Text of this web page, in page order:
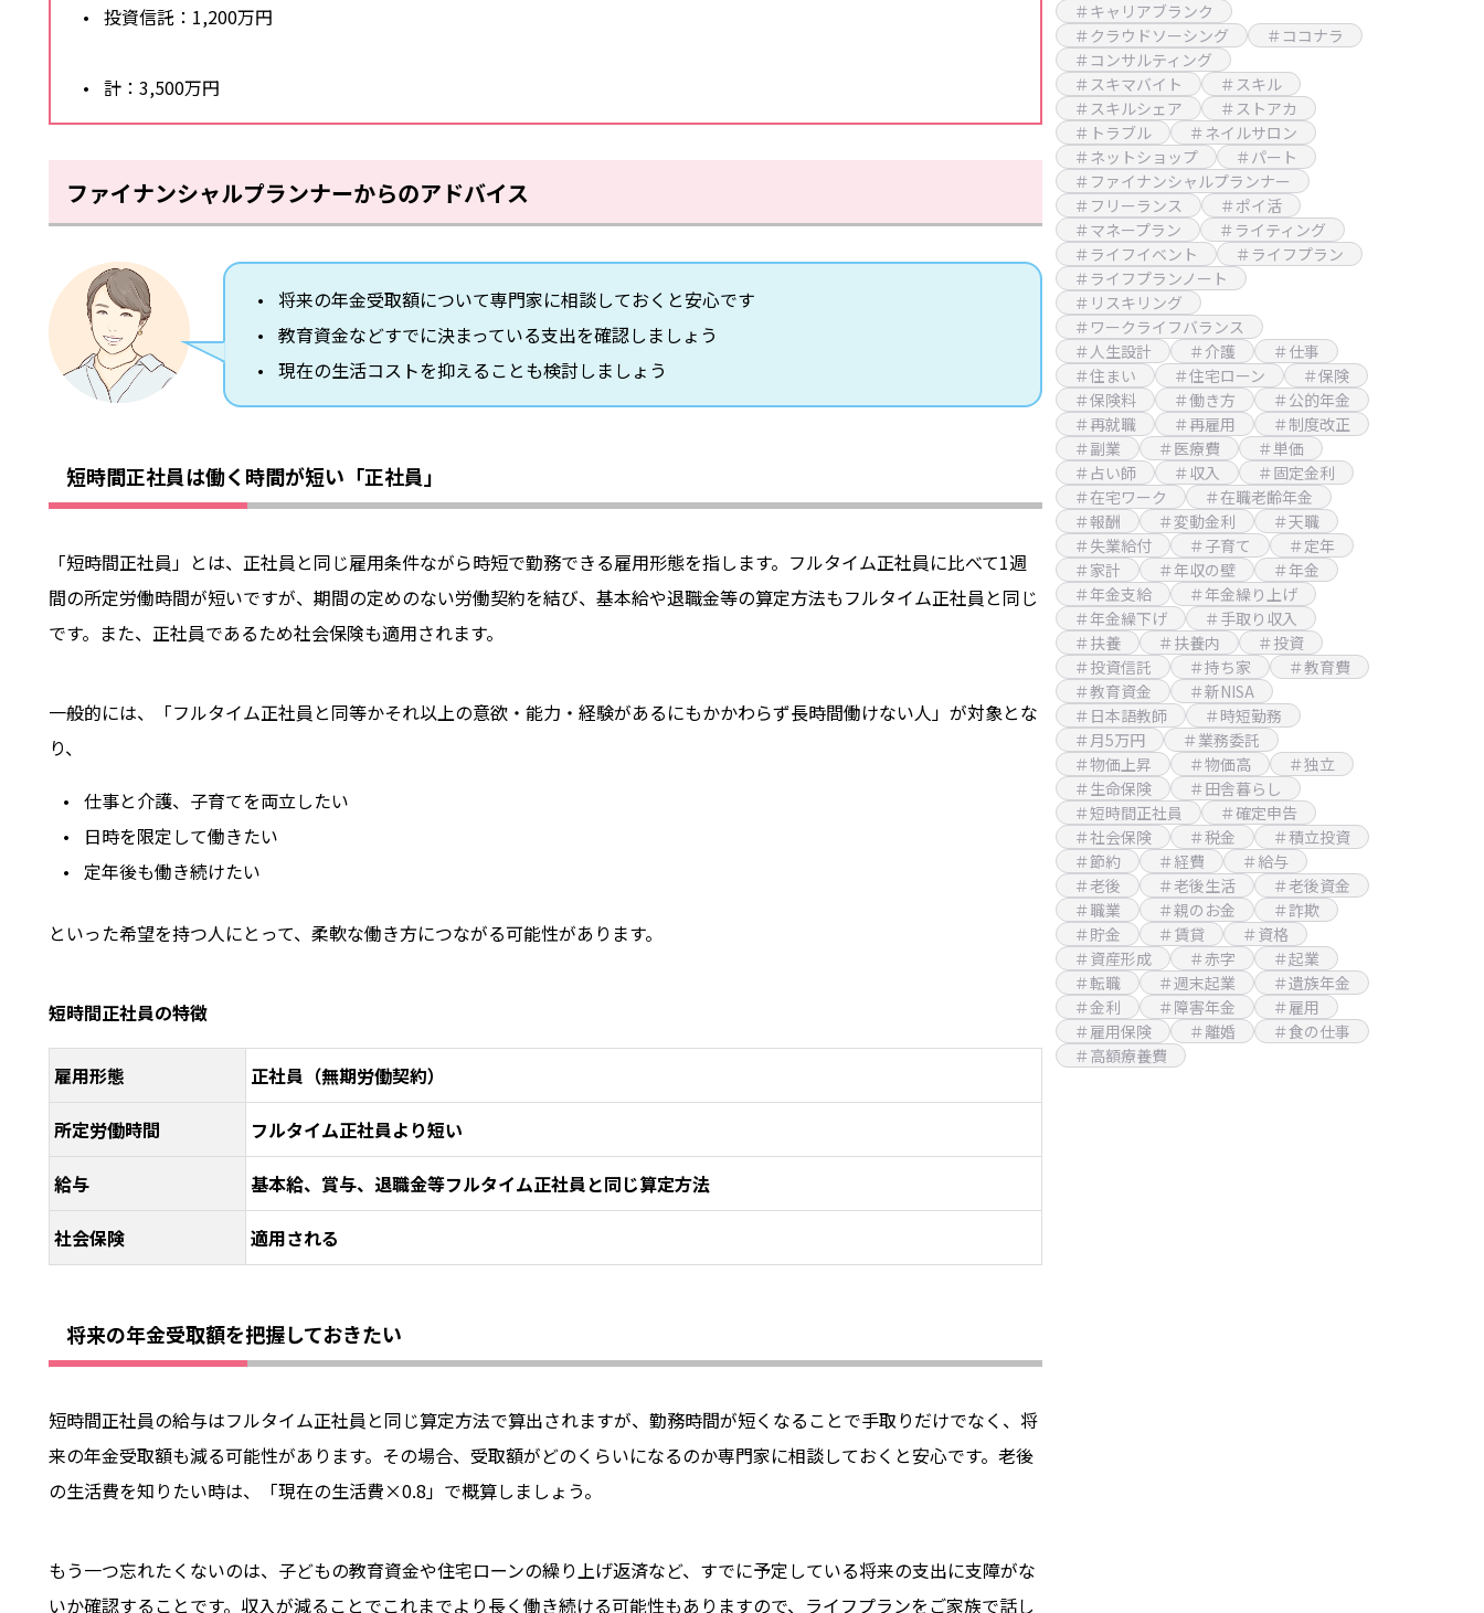
投資信託：1,200万円
計：3,500万円
ファイナンシャルプランナーからのアドバイス
将来の年金受取額について専門家に相談しておくと安心です
教育資金などすでに決まっている支出を確認しましょう
現在の生活コストを抑えることも検討しましょう
短時間正社員は働く時間が短い「正社員」
「短時間正社員」とは、正社員と同じ雇用条件ながら時短で勤務できる雇用形態を指します。フルタイム正社員に比べて1週
間の所定労働時間が短いですが、期間の定めのない労働契約を結び、基本給や退職金等の算定方法もフルタイム正社員と同じ
です。また、正社員であるため社会保険も適用されます。
一般的には、「フルタイム正社員と同等かそれ以上の意欲・能力・経験があるにもかかわらず長時間働けない人」が対象とな
り、
仕事と介護、子育てを両立したい
日時を限定して働きたい
定年後も働き続けたい
といった希望を持つ人にとって、柔軟な働き方につながる可能性があります。
短時間正社員の特徴
雇用形態 正社員（無期労働契約）
所定労働時間 フルタイム正社員より短い
給与 基本給、賞与、退職金等フルタイム正社員と同じ算定方法
社会保険 適用される
将来の年金受取額を把握しておきたい
短時間正社員の給与はフルタイム正社員と同じ算定方法で算出されますが、勤務時間が短くなることで手取りだけでなく、将
来の年金受取額も減る可能性があります。その場合、受取額がどのくらいになるのか専門家に相談しておくと安心です。老後
の生活費を知りたい時は、「現在の生活費×0.8」で概算しましょう。
もう一つ忘れたくないのは、子どもの教育資金や住宅ローンの繰り上げ返済など、すでに予定している将来の支出に支障がな
いか確認することです。収入が減ることでこれまでより長く働き続ける可能性もありますので、ライフプランをご家族で話し
＃キャリアブランク
＃クラウドソーシング
＃ココナラ
＃コンサルティング
＃スキマバイト
＃スキル
＃スキルシェア
＃ストアカ
＃トラブル
＃ネイルサロン
＃ネットショップ
＃パート
＃ファイナンシャルプランナー
＃フリーランス
＃ポイ活
＃マネープラン
＃ライティング
＃ライフイベント
＃ライフプラン
＃ライフプランノート
＃リスキリング
＃ワークライフバランス
＃人生設計
＃介護
＃仕事
＃住まい
＃住宅ローン
＃保険
＃保険料
＃働き方
＃公的年金
＃再就職
＃再雇用
＃制度改正
＃副業
＃医療費
＃単価
＃占い師
＃収入
＃固定金利
＃在宅ワーク
＃在職老齢年金
＃報酬
＃変動金利
＃天職
＃失業給付
＃子育て
＃定年
＃家計
＃年収の壁
＃年金
＃年金支給
＃年金繰り上げ
＃年金繰下げ
＃手取り収入
＃扶養
＃扶養内
＃投資
＃投資信託
＃持ち家
＃教育費
＃教育資金
＃新NISA
＃日本語教師
＃時短勤務
＃月5万円
＃業務委託
＃物価上昇
＃物価高
＃独立
＃生命保険
＃田舎暮らし
＃短時間正社員
＃確定申告
＃社会保険
＃税金
＃積立投資
＃節約
＃経費
＃給与
＃老後
＃老後生活
＃老後資金
＃職業
＃親のお金
＃詐欺
＃貯金
＃賃貸
＃資格
＃資産形成
＃赤字
＃起業
＃転職
＃週末起業
＃遺族年金
＃金利
＃障害年金
＃雇用
＃雇用保険
＃離婚
＃食の仕事
＃高額療養費